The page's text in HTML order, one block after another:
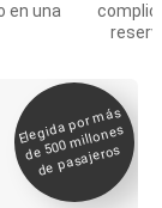
en una
Elegida por
más
de 500
millones
de pasajeros